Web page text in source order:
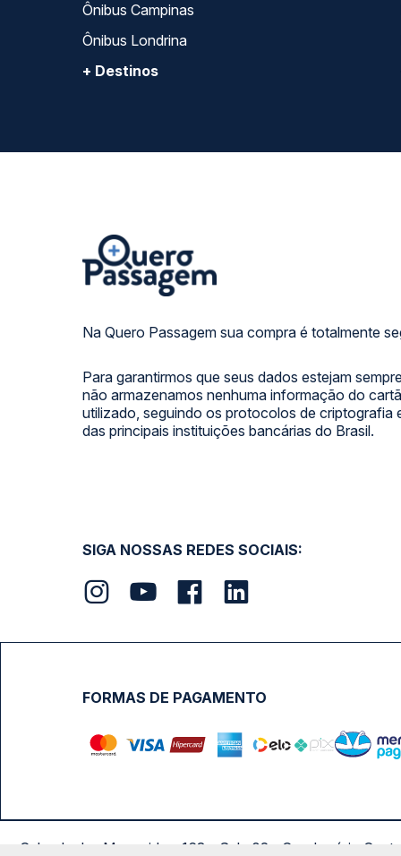
Ônibus Campinas
Ônibus Londrina
+ Destinos
Na Quero Passagem sua compra é totalmente
Para garantirmos que seus dados estejam
não armazenamos nenhuma informação do
utilizado, seguindo os protocolos de criptografia
das principais instituições bancárias do Brasil.
SIGA NOSSAS REDES SOCIAIS:
FORMAS DE PAGAMENTO
Calçada das Margaridas, 163 - Sala 02 - Condomínio